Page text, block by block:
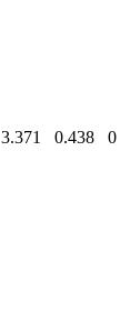
3.371 0.438 0